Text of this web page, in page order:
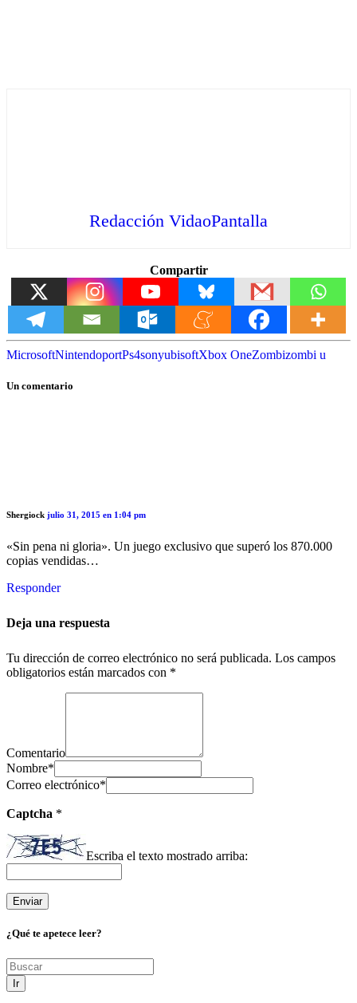
Redacción VidaoPantalla
Compartir
MicrosoftNintendoportPs4sonyubisoftXbox OneZombizombi u
Un comentario
Shergiock julio 31, 2015 en 1:04 pm
«Sin pena ni gloria». Un juego exclusivo que superó los 870.000
copias vendidas…
Responder
Deja una respuesta
Tu dirección de correo electrónico no será publicada. Los campos
obligatorios están marcados con *
Comentario
Nombre*
Correo electrónico*
Captcha *
Escriba el texto mostrado arriba:
¿Qué te apetece leer?
Ir